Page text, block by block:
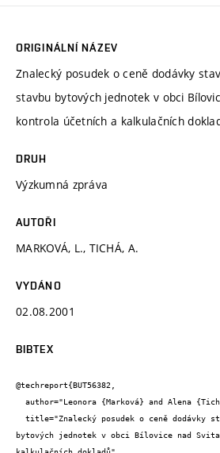
ORIGINÁLNÍ NÁZEV
Znalecký posudek o ceně dodávky
stavbu bytových jednotek v obci
kontrola účetních a kalkulačních
DRUH
Výzkumná zpráva
AUTOŘI
MARKOVÁ, L., TICHÁ, A.
VYDÁNO
02.08.2001
BIBTEX
@techreport{BUT56382,
bytových jednotek v obci Bílovice nad